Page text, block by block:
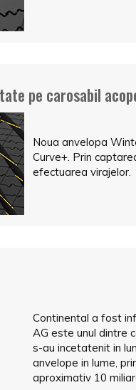
pe carosabil
Noua anvelopa
Curve+. Prin
efectuarea virajelor.
Continental a fost
AG este unul dintre
s-au incetatenit in
anvelope in lume,
aproximativ 10